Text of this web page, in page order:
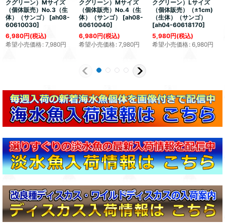
クグリーン）Mサイズ
（個体販売）No.3（生
体）（サンゴ）
[ah08-
60610030]
6,980円(税込)
希望小売価格: 7,980円
クグリーン）Mサイズ
（個体販売）No.4（生
体）（サンゴ）
[ah08-
60610040]
6,980円(税込)
希望小売価格: 7,980円
クグリーン）Lサイズ
（個体販売）（±1cm)
（生体）（サンゴ）
[ah04-60618170]
5,980円(税込)
希望小売価格: 6,980円